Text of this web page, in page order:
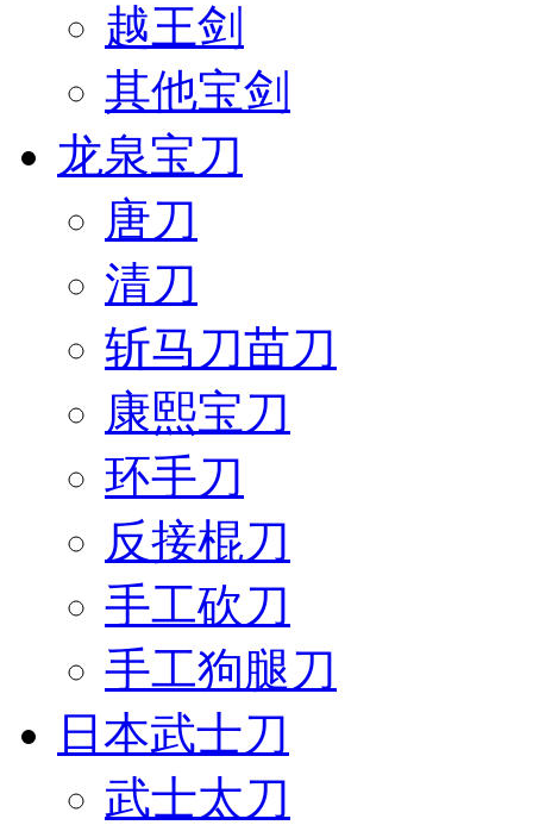
越王剑
其他宝剑
龙泉宝刀
唐刀
清刀
斩马刀苗刀
康熙宝刀
环手刀
反接棍刀
手工砍刀
手工狗腿刀
日本武士刀
武士太刀